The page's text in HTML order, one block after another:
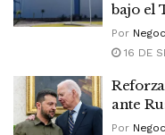
bajo el
Por
16 DE
ante
Por